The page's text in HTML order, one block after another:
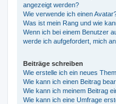
angezeigt werden?
Wie verwende ich einen
Was ist mein Rang und wie
Wenn ich bei einem Benutzer
werde ich aufgefordert, mich
Beiträge schreiben
Wie erstelle ich ein neues
Wie kann ich einen Beitrag
Wie kann ich meinem Beitrag
Wie kann ich eine Umfrage